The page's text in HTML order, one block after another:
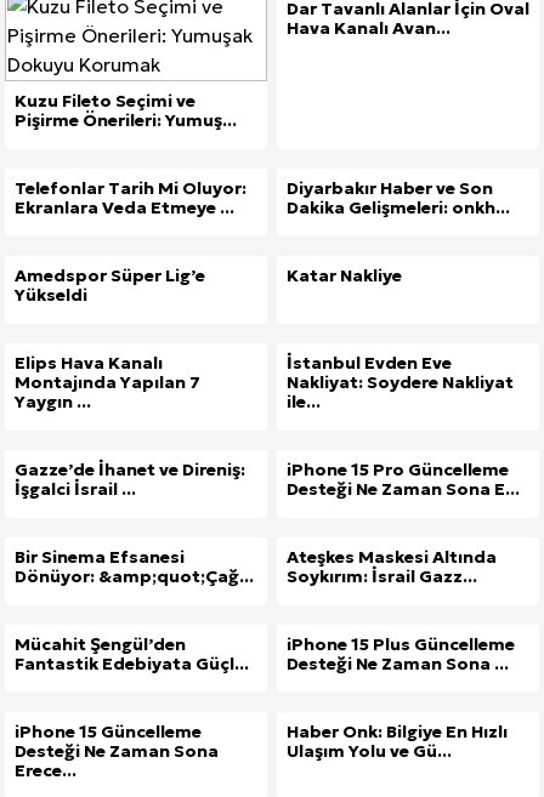
Kuzu Fileto Seçimi ve
Pişirme Önerileri: Yumuş...
Dar Tavanlı Alanlar İçin Oval
Hava Kanalı Avan...
Telefonlar Tarih Mi Oluyor:
Ekranlara Veda Etmeye ...
Diyarbakır Haber ve Son
Dakika Gelişmeleri: onkh...
Amedspor Süper Lig’e
Yükseldi
Katar Nakliye
Elips Hava Kanalı
Montajında Yapılan 7
Yaygın ...
İstanbul Evden Eve
Nakliyat: Soydere Nakliyat
ile...
Gazze’de İhanet ve Direniş:
İşgalci İsrail ...
iPhone 15 Pro Güncelleme
Desteği Ne Zaman Sona E...
Bir Sinema Efsanesi
Dönüyor: &amp;quot;Çağ...
Ateşkes Maskesi Altında
Soykırım: İsrail Gazz...
Mücahit Şengül’den
Fantastik Edebiyata Güçl...
iPhone 15 Plus Güncelleme
Desteği Ne Zaman Sona ...
iPhone 15 Güncelleme
Desteği Ne Zaman Sona
Erece...
Haber Onk: Bilgiye En Hızlı
Ulaşım Yolu ve Gü...
Kuzu Fileto Seçimi ve Pişirme Önerileri: Yumuşak
Dar Tavanlı Alanlar İçin Oval Hava Kanalı Avantajları